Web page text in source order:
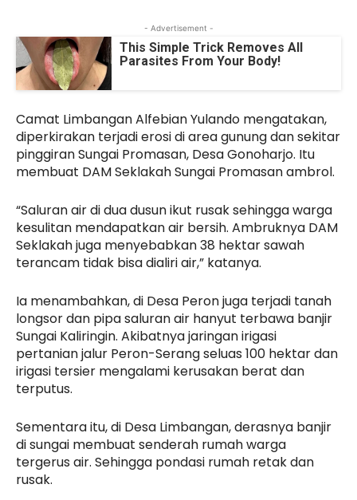
- Advertisement -
This Simple Trick Removes All
Parasites From Your Body!
Camat Limbangan Alfebian Yulando mengatakan,
diperkirakan terjadi erosi di area gunung dan sekitar
pinggiran Sungai Promasan, Desa Gonoharjo. Itu
membuat DAM Seklakah Sungai Promasan ambrol.
“Saluran air di dua dusun ikut rusak sehingga warga
kesulitan mendapatkan air bersih. Ambruknya DAM
Seklakah juga menyebabkan 38 hektar sawah
terancam tidak bisa dialiri air,” katanya.
Ia menambahkan, di Desa Peron juga terjadi tanah
longsor dan pipa saluran air hanyut terbawa banjir
Sungai Kaliringin. Akibatnya jaringan irigasi
pertanian jalur Peron-Serang seluas 100 hektar dan
irigasi tersier mengalami kerusakan berat dan
terputus.
Sementara itu, di Desa Limbangan, derasnya banjir
di sungai membuat senderah rumah warga
tergerus air. Sehingga pondasi rumah retak dan
rusak.